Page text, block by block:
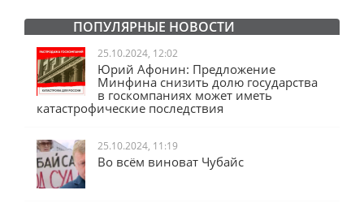
ПОПУЛЯРНЫЕ НОВОСТИ
25.10.2024, 12:02
Юрий Афонин: Предложение
Минфина снизить долю государства
в госкомпаниях может иметь
катастрофические последствия
25.10.2024, 11:19
Во всём виноват Чубайс